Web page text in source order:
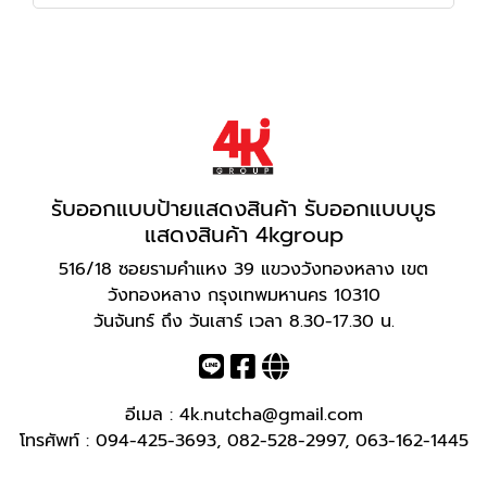
รับออกแบบป้ายแสดงสินค้า รับออกแบบบูธ
แสดงสินค้า 4kgroup
516/18 ซอยรามคำแหง 39 แขวงวังทองหลาง เขต
วังทองหลาง กรุงเทพมหานคร 10310
วันจันทร์ ถึง วันเสาร์ เวลา 8.30-17.30 น.
อีเมล : 4k.nutcha@gmail.com
โทรศัพท์ : 094-425-3693, 082-528-2997, 063-162-1445